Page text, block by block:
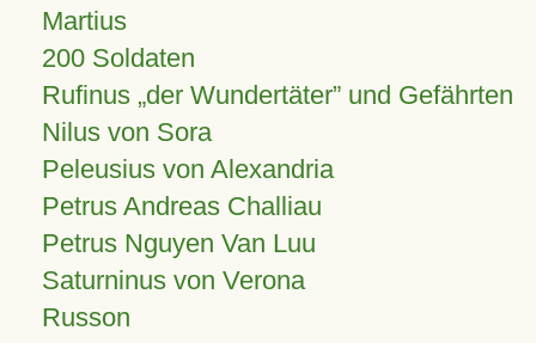
Martius
200 Soldaten
Rufinus „der Wundertäter” und Gefährten
Nilus von Sora
Peleusius von Alexandria
Petrus Andreas Challiau
Petrus Nguyen Van Luu
Saturninus von Verona
Russon